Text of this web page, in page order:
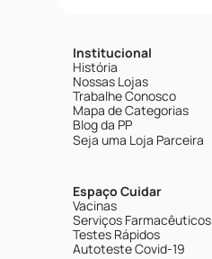
Institucional
História
Nossas Lojas
Trabalhe Conosco
Mapa de Categorias
Blog da PP
Seja uma Loja Parceira
Espaço Cuidar
Vacinas
Serviços Farmacêuticos
Testes Rápidos
Autoteste Covid-19